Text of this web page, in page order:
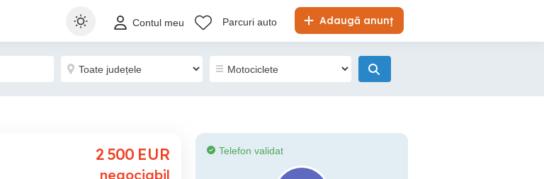
Adaugă anunț
Contul meu Parcuri auto
2 500 EUR
negociabil
Telefon validat